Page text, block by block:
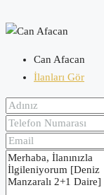
Can Afacan
İlanları Gör